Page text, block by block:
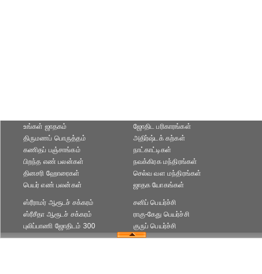
உங்கள் ஜாதகம்
திருமணப் பொருத்தம்
கணிதப் பஞ்சாங்கம்
ஜோதிட ப‌ரிகார‌ங்க‌ள்
அதிர்ஷ்டக் கற்கள்
நாட்காட்டிகள்
பிறந்த எண் பலன்கள்
தினசரி ஹோரைகள்
பெயர் எண் பலன்கள்
நவக்கிரக மந்திரங்கள்
செல்வ வள மந்திரங்கள்
ஜாதக யோகங்கள்
ஸ்ரீராமர் ஆரூடச் சக்கரம்
ஸ்ரீசீதா ஆரூடச் சக்கரம்
புலிப்பாணி ஜோதிடம் 300
சனிப் பெயர்ச்சி
ராகு-கேது பெயர்ச்சி
குருப் பெயர்ச்சி